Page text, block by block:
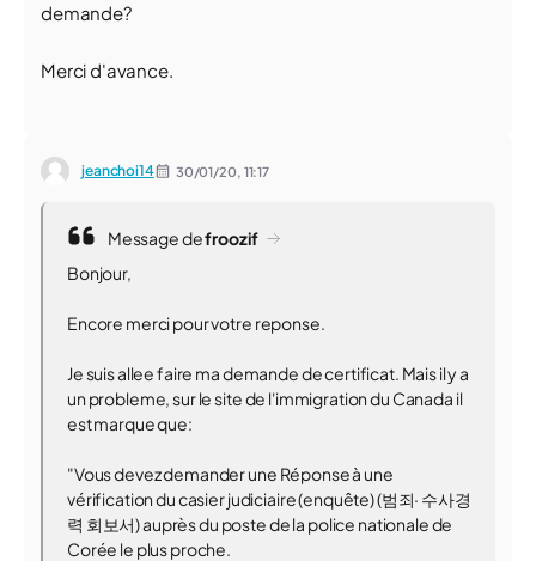
demande?
Merci d'avance.
jeanchoi14 30/01/20, 11:17
Message defroozif
Bonjour,
Encore merci pour votre reponse.
Je suis allee faire ma demande de certificat. Mais il y a
un probleme, sur le site de l'immigration du Canada il
est marque que:
"Vous devez demander une Réponse à une
vérification du casier judiciaire (enquête) (범죄· 수사경
력 회보서) auprès du poste de la police nationale de
Corée le plus proche.